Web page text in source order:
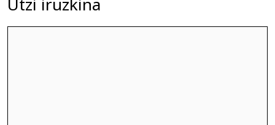
Utzi iruzkina